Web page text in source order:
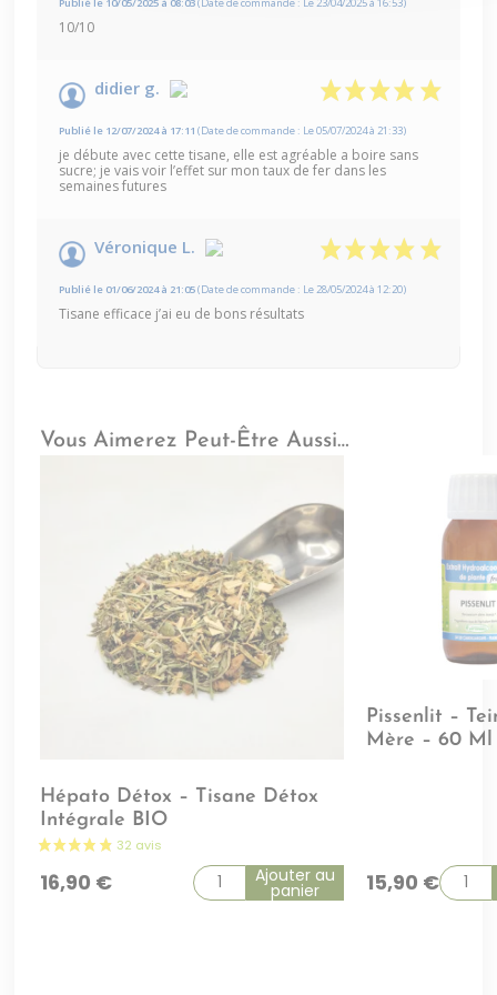
10/10
didier g.
Publié le 12/07/2024 à 17:11(Date de commande : Le 05/07/2024 à 21:33)
je débute avec cette tisane, elle est agréable a boire sans
sucre; je vais voir l’effet sur mon taux de fer dans les
semaines futures
Véronique L.
Publié le 01/06/2024 à 21:05(Date de commande : Le 28/05/2024 à 12:20)
Tisane efficace j’ai eu de bons résultats
Vous Aimerez Peut-Être Aussi…
Hépato Détox – Tisane Détox
Intégrale BIO
16,90 € Ajouter au
panier
Pissenlit –
Mère – 60 Ml
15,90 €